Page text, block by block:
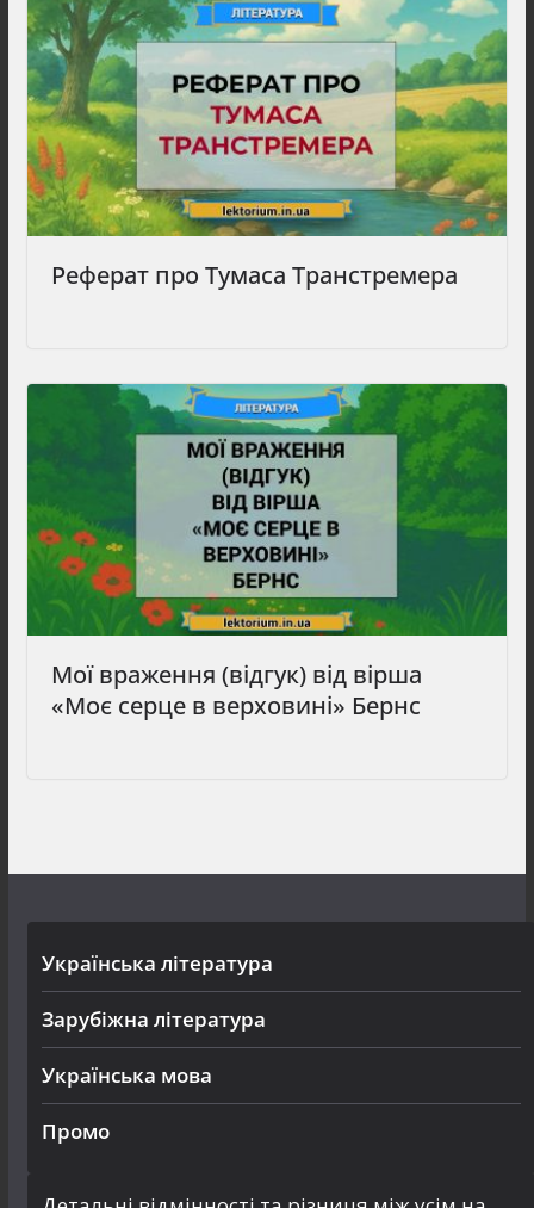
Реферат про Тумаса Транстремера
Мої враження (відгук) від вірша
«Моє серце в верховині» Бернс
Українська література
Зарубіжна література
Українська мова
Промо